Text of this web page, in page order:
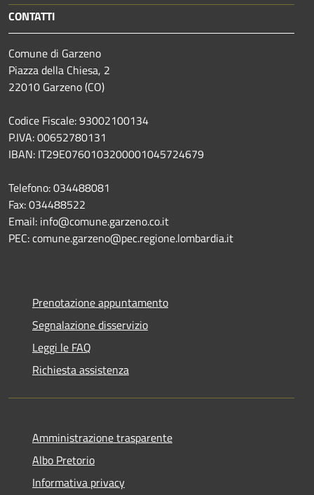
CONTATTI
Comune di Garzeno
Piazza della Chiesa, 2
22010 Garzeno (CO)
Codice Fiscale: 93002100134
P.IVA: 00652780131
IBAN: IT29E0760103200001045724679
Telefono: 034488081
Fax: 034488522
Email: info@comune.garzeno.co.it
PEC: comune.garzeno@pec.regione.lombardia.it
Prenotazione appuntamento
Segnalazione disservizio
Leggi le FAQ
Richiesta assistenza
Amministrazione trasparente
Albo Pretorio
Informativa privacy